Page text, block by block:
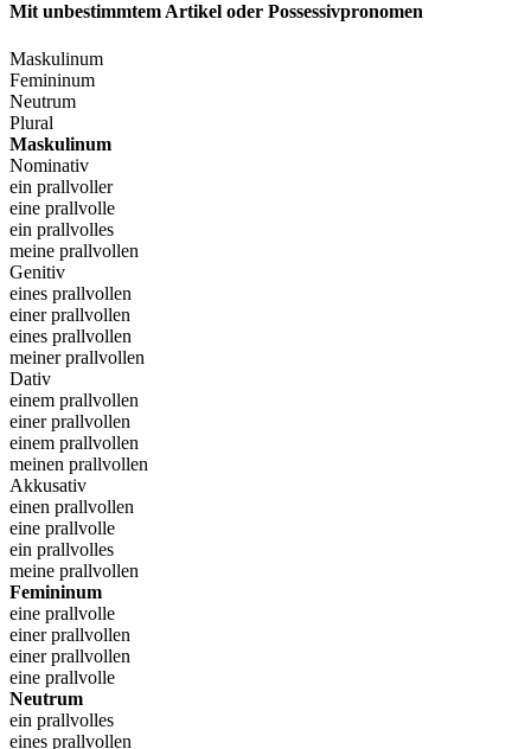
Mit unbestimmtem Artikel oder Possessivpronomen
Maskulinum
Femininum
Neutrum
Plural
Maskulinum
Nominativ
ein prallvoller
eine prallvolle
ein prallvolles
meine prallvollen
Genitiv
eines prallvollen
einer prallvollen
eines prallvollen
meiner prallvollen
Dativ
einem prallvollen
einer prallvollen
einem prallvollen
meinen prallvollen
Akkusativ
einen prallvollen
eine prallvolle
ein prallvolles
meine prallvollen
Femininum
eine prallvolle
einer prallvollen
einer prallvollen
eine prallvolle
Neutrum
ein prallvolles
eines prallvollen